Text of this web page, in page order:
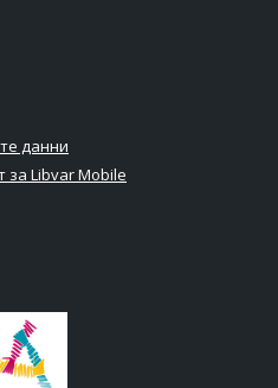
данни
за Libvar Mobile